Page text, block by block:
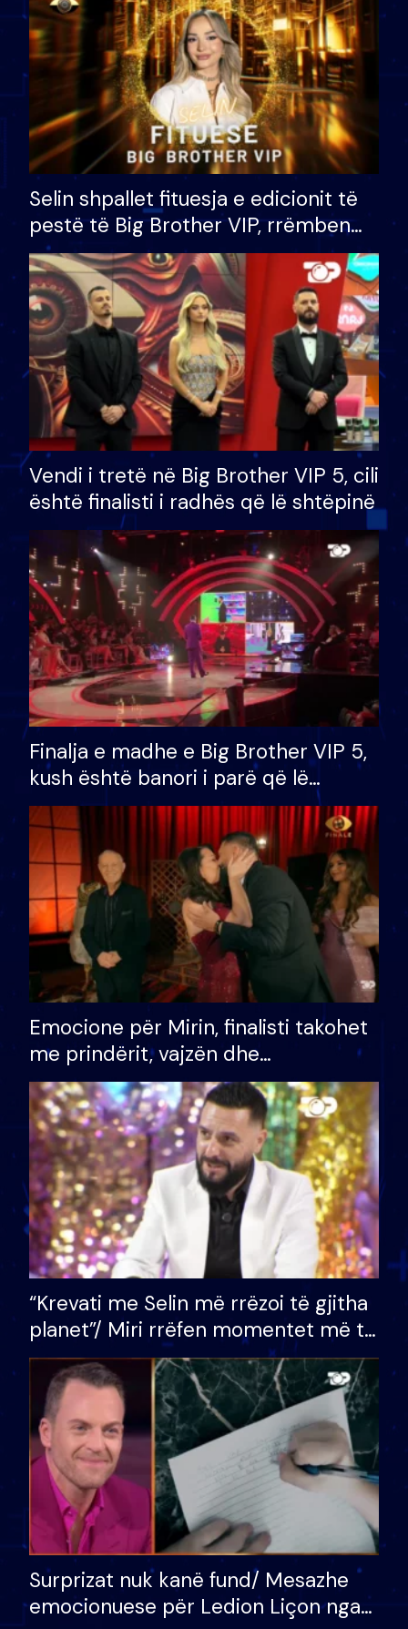
Selin shpallet fituesja e edicionit të
pestë të Big Brother VIP, rrëmben
çmimin e madh prej 100 mijë eurosh
Vendi i tretë në Big Brother VIP 5, cili
është finalisti i radhës që lë shtëpinë
Finalja e madhe e Big Brother VIP 5,
kush është banori i parë që lë
shtëpinë dhe humb mundësinë për
të fituar çmimin e madh
Emocione për Mirin, finalisti takohet
me prindërit, vajzën dhe
bashkëshorten: S’kemi ndonjë letër
divorci apo jo?
“Krevati me Selin më rrëzoi të gjitha
planet”/ Miri rrëfen momentet më të
bukura në shtëpinë e BB VIP: Do më
mungojë zilja e mëngjesit kur…
Surprizat nuk kanë fund/ Mesazhe
emocionuese për Ledion Liçon nga